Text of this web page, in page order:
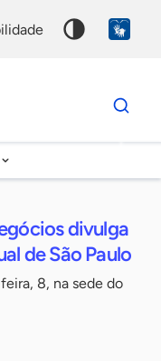
Dados
para
chave
divulga
de São Paulo
8, na sede do